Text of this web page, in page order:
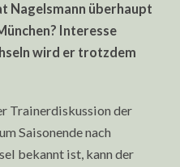
Nagelsmann überhaupt
Interesse
wird er trotzdem
Trainerdiskussion der
Saisonende nach
bekannt ist, kann der